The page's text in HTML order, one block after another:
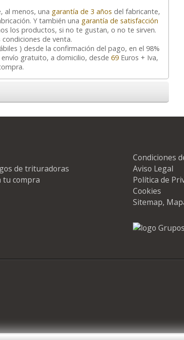
al menos, una garantía de 3 años del fabricante,
Y también una garantía de satisfacción
los productos, si no te gustan, o no te sirven.
de venta.
) desde la confirmación del pago, en el 98%
gratuito, a domicilio, desde 69Euros + Iva,
de trituradoras
tu compra
Condiciones
Aviso Legal
Política de
Cookies
Sitemap,